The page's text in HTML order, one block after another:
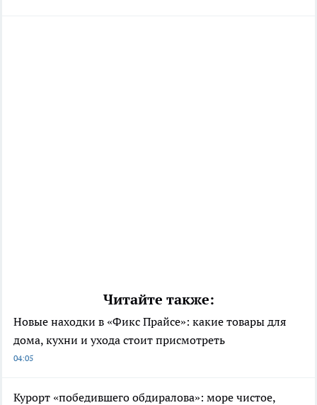
Читайте также:
Новые находки в «Фикс Прайсе»: какие товары для
дома, кухни и ухода стоит присмотреть
04:05
Курорт «победившего обдиралова»: море чистое,